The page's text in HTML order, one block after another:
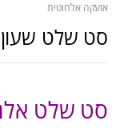
אזעקה אלחוטית
סט שלט שעון
סט שלט